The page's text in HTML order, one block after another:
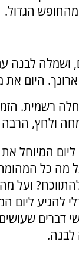
הגדול.
ושמלה לבנה
היום
רשמית.
ולחץ,
המיוחל
על מה כל
ועל
להגיע ליום
דברים